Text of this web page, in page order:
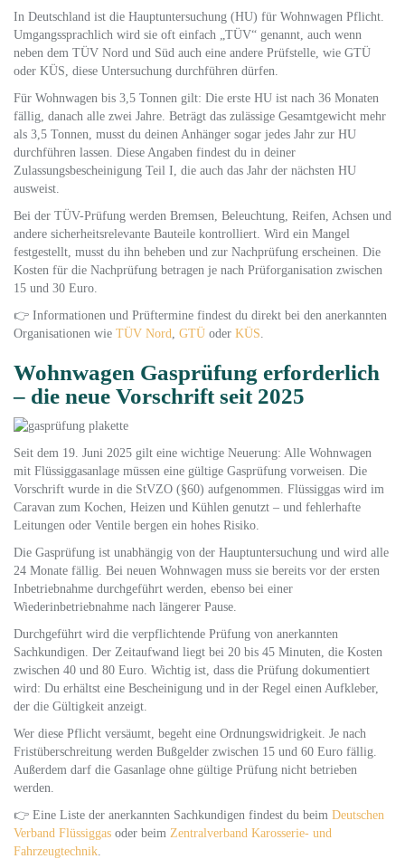
In Deutschland ist die Hauptuntersuchung (HU) für Wohnwagen Pflicht.
Umgangssprachlich wird sie oft einfach „TÜV“ genannt, auch wenn
neben dem TÜV Nord und Süd auch eine andere Prüfstelle, wie GTÜ
oder KÜS, diese Untersuchung durchführen dürfen.
Für Wohnwagen bis 3,5 Tonnen gilt: Die erste HU ist nach 36 Monaten
fällig, danach alle zwei Jahre. Beträgt das zulässige Gesamtgewicht mehr
als 3,5 Tonnen, musst du deinen Anhänger sogar jedes Jahr zur HU
durchführen lassen. Diese Angaben findest du in deiner
Zulassungsbescheinigung Teil I, die auch das Jahr der nächsten HU
ausweist.
Bei der TÜV-Prüfung werden Bremsen, Beleuchtung, Reifen, Achsen und
andere sicherheitsrelevante Bauteile kontrolliert. Wird ein Mangel
festgestellt, musst du ihn beheben und zur Nachprüfung erscheinen. Die
Kosten für die Nachprüfung betragen je nach Prüforganisation zwischen
15 und 30 Euro.
👉 Informationen und Prüftermine findest du direkt bei den anerkannten
Organisationen wie TÜV Nord, GTÜ oder KÜS.
Wohnwagen Gasprüfung erforderlich
– die neue Vorschrift seit 2025
Seit dem 19. Juni 2025 gilt eine wichtige Neuerung: Alle Wohnwagen
mit Flüssiggasanlage müssen eine gültige Gasprüfung vorweisen. Die
Vorschrift wurde in die StVZO (§60) aufgenommen. Flüssiggas wird im
Caravan zum Kochen, Heizen und Kühlen genutzt – und fehlerhafte
Leitungen oder Ventile bergen ein hohes Risiko.
Die Gasprüfung ist unabhängig von der Hauptuntersuchung und wird alle
24 Monate fällig. Bei neuen Wohnwagen muss sie bereits vor der ersten
Inbetriebnahme durchgeführt werden, ebenso bei einer
Wiederinbetriebnahme nach längerer Pause.
Durchgeführt wird die verpflichtende Prüfung von anerkannten
Sachkundigen. Der Zeitaufwand liegt bei 20 bis 45 Minuten, die Kosten
zwischen 40 und 80 Euro. Wichtig ist, dass die Prüfung dokumentiert
wird: Du erhältst eine Bescheinigung und in der Regel einen Aufkleber,
der die Gültigkeit anzeigt.
Wer diese Pflicht versäumt, begeht eine Ordnungswidrigkeit. Je nach
Fristüberschreitung werden Bußgelder zwischen 15 und 60 Euro fällig.
Außerdem darf die Gasanlage ohne gültige Prüfung nicht betrieben
werden.
👉 Eine Liste der anerkannten Sachkundigen findest du beim Deutschen
Verband Flüssiggas oder beim Zentralverband Karosserie- und
Fahrzeugtechnik.